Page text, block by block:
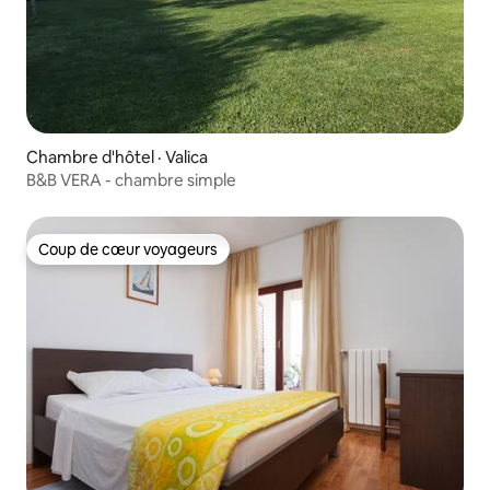
Chambre d'hôtel · Valica
B&B VERA - chambre simple
Coup de cœur voyageurs
Coup de cœur voyageurs